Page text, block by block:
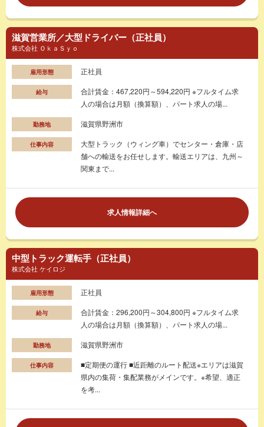
滋賀営業所／大型ドライバー（正社員）
株式会社 ＯｋａＳｙｏ
雇用形態 正社員
給与
合計賃金：467,220円～594,220円 ※フルタイム求
人の場合は月額（換算額）、パート求人の場...
勤務地 滋賀県野洲市
仕事内容
大型トラック（ウィング車）でセンター・倉庫・店
舗への輸送をお任せします。輸送エリアは、九州～
関東まで...
求人情報詳細へ
中型トラック運転手（正社員）
株式会社 ケイロジ
雇用形態 正社員
給与
合計賃金：296,200円～304,800円 ※フルタイム求
人の場合は月額（換算額）、パート求人の場...
勤務地 滋賀県野洲市
仕事内容
■定期便の運行 ■近距離のルート配送※エリアは滋賀
県内の集荷・集配業務がメインです。※希望、適正
を考...